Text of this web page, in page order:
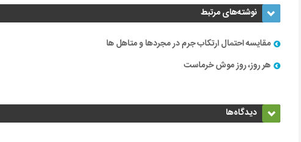
نوشته‌های مرتبط
مقایسه احتمال ارتکاب جرم در مجردها و متاهل ها
هر روز، روز موش خرماست
دیدگاه‌ها